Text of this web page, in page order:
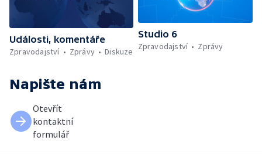
Události, komentáře
Zpravodajství
Zprávy Diskuze
Studio 6
Zpravodajství
Zprávy
Napište nám
Otevřít
kontaktní
formulář